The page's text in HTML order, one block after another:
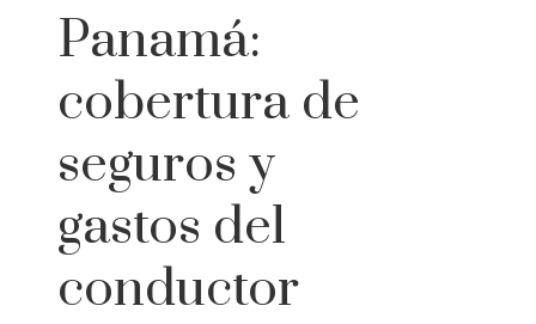
Panamá:
cobertura de
seguros y
gastos del
conductor